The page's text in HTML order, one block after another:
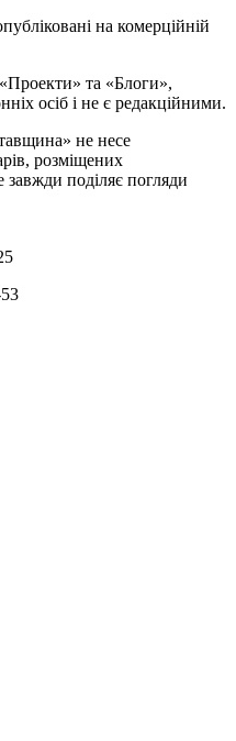
на комерційній
та «Блоги»,
осіб і не є редакційними.
не несе
розміщених
завжди поділяє погляди